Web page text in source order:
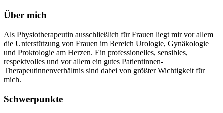
Über mich
Als Physiotherapeutin ausschließlich für Frauen liegt mir vor allem
die Unterstützung von Frauen im Bereich Urologie, Gynäkologie
und Proktologie am Herzen. Ein professionelles, sensibles,
respektvolles und vor allem ein gutes Patientinnen-
Therapeutinnenverhältnis sind dabei von größter Wichtigkeit für
mich.
Schwerpunkte